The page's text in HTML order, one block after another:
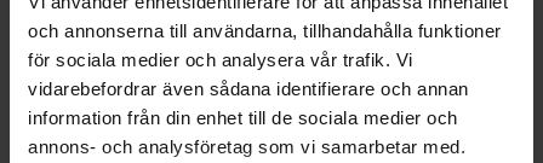
och annonserna till användarna, tillhandahålla funktioner
för sociala medier och analysera vår trafik. Vi
vidarebefordrar även sådana identifierare och annan
information från din enhet till de sociala medier och
annons- och analysföretag som vi samarbetar med.
så är en enkel lösning att göra en eller flera varianter
av samma video i mobilanpassade format.